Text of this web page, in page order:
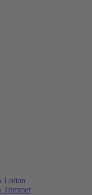
Lotion
Trimmer